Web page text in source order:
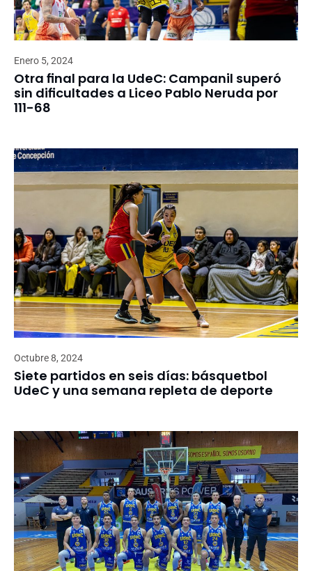
Enero 5, 2024
Otra final para la UdeC: Campanil superó
sin dificultades a Liceo Pablo Neruda por
111-68
Octubre 8, 2024
Siete partidos en seis días: básquetbol
UdeC y una semana repleta de deporte